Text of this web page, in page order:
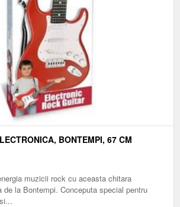
BONTEMPI, 67 CM
muzicii rock cu aceasta chitara
de la Bontempi. Conceputa special pentru